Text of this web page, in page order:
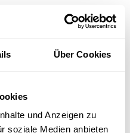
Über Cookies
und Anzeigen zu
soziale Medien anbieten
Login
/ Ihre